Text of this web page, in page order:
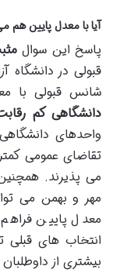
آیا با معدل پایین هم
پاسخ این سوال
قبولی در دانشگاه
شانس قبولی با
دانشگاهی کم
واحدهای
تقاضای عمومی
می پذیرند.
مهر و بهمن می
معدل پایین
انتخاب های قبلی
بیشتری از